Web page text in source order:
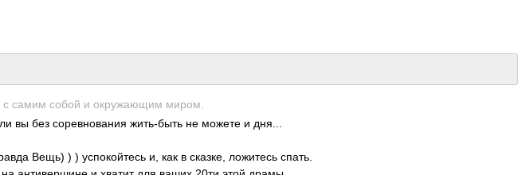
с самим собой и окру­жающим миром.
вы без соре­внов­ания жить­-быть не можете и дня...
Вещь) ) ) успо­койт­есь и, как в сказке, ложи­тесь спать.